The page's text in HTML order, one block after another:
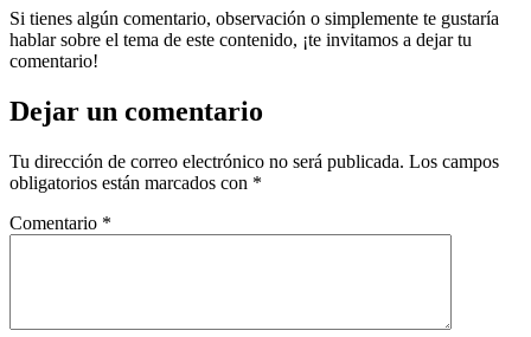
Si tienes algún comentario, observación o simplemente te gustaría
hablar sobre el tema de este contenido, ¡te invitamos a dejar tu
comentario!
Dejar un comentario
Tu dirección de correo electrónico no será publicada. Los campos
obligatorios están marcados con *
Comentario *